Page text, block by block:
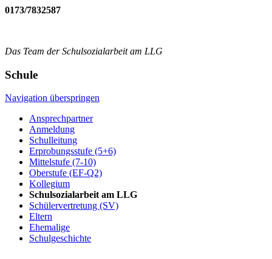
0173/7832587
Das Team der Schulsozialarbeit am LLG
Schule
Navigation überspringen
Ansprechpartner
Anmeldung
Schulleitung
Erprobungsstufe (5+6)
Mittelstufe (7-10)
Oberstufe (EF-Q2)
Kollegium
Schulsozialarbeit am LLG
Schülervertretung (SV)
Eltern
Ehemalige
Schulgeschichte